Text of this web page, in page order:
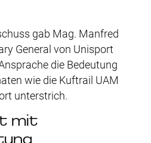
gab Mag. Manfred
General von Unisport
die Bedeutung
wie die Kuftrail UAM
unterstrich.
mit